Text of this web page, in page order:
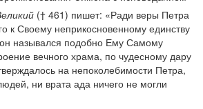
(† 461) пишет: «Ради веры Петра
к Своему неприкосновенному единству
назывался подобно Ему Самому
вечного храма, по чудесному дару
на непоколебимости Петра,
ни врата ада ничего не могли